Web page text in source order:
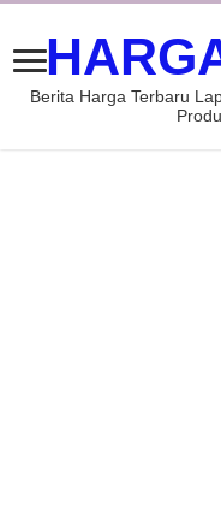
Berita Harga Terbaru